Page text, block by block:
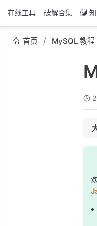
在线工具 破解合集
首页 MySQL 教程